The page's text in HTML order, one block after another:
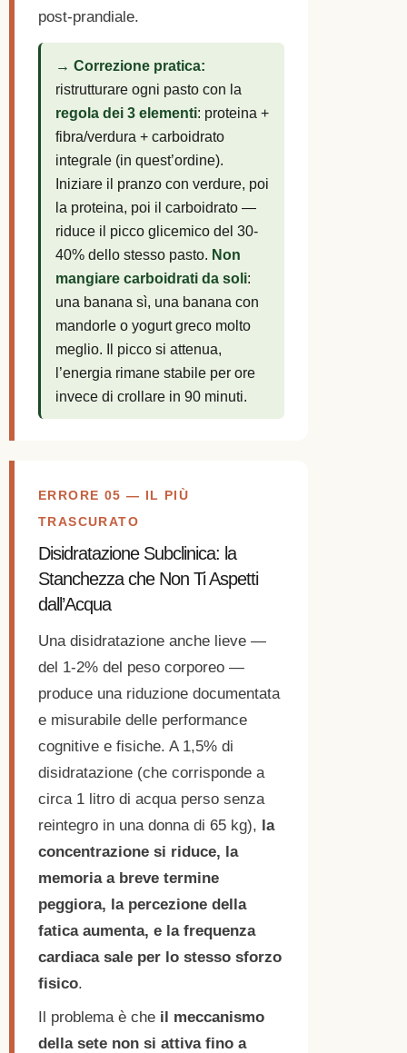
post-prandiale.
→ Correzione pratica:
ristrutturare ogni pasto con la
regola dei 3 elementi: proteina +
fibra/verdura + carboidrato
integrale (in quest’ordine).
Iniziare il pranzo con verdure, poi
la proteina, poi il carboidrato —
riduce il picco glicemico del 30-
40% dello stesso pasto. Non
mangiare carboidrati da soli:
una banana sì, una banana con
mandorle o yogurt greco molto
meglio. Il picco si attenua,
l’energia rimane stabile per ore
invece di crollare in 90 minuti.
ERRORE 05 — IL PIÙ
TRASCURATO
Disidratazione Subclinica: la
Stanchezza che Non Ti Aspetti
dall’Acqua
Una disidratazione anche lieve —
del 1-2% del peso corporeo —
produce una riduzione documentata
e misurabile delle performance
cognitive e fisiche. A 1,5% di
disidratazione (che corrisponde a
circa 1 litro di acqua perso senza
reintegro in una donna di 65 kg), la
concentrazione si riduce, la
memoria a breve termine
peggiora, la percezione della
fatica aumenta, e la frequenza
cardiaca sale per lo stesso sforzo
fisico.
Il problema è che il meccanismo
della sete non si attiva fino a